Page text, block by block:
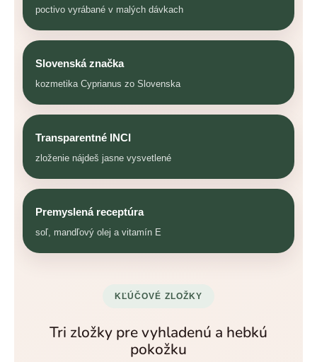
poctivo vyrábané v malých dávkach
Slovenská značka
kozmetika Cyprianus zo Slovenska
Transparentné INCI
zloženie nájdeš jasne vysvetlené
Premyslená receptúra
soľ, mandľový olej a vitamín E
KĽÚČOVÉ ZLOŽKY
Tri zložky pre vyhladenú a hebkú
pokožku